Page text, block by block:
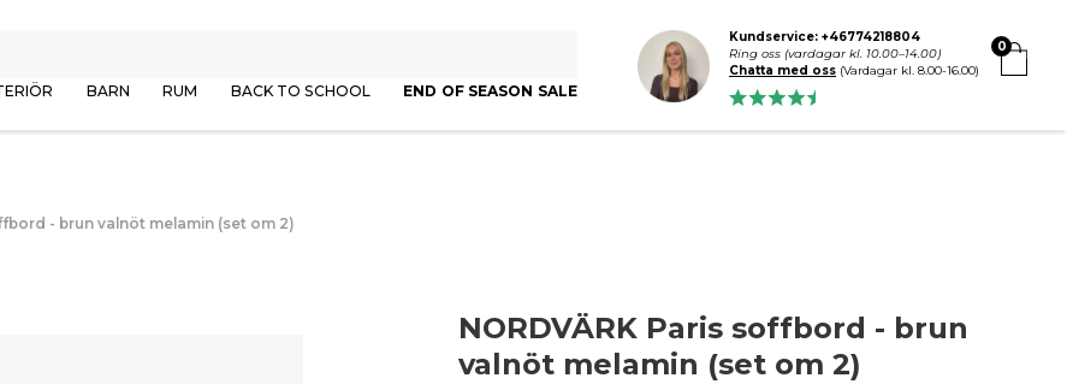
BARN RUM BACK TO SCHOOL END OF SEASON SALE
0
Kundservice: +46774218804
Ring oss (vardagar kl. 10.00–14.00)
Chatta med oss (Vardagar kl. 8.00-16.00)
- brun valnöt melamin (set om 2)
NORDVÄRK Paris soffbord - brun
valnöt melamin (set om 2)